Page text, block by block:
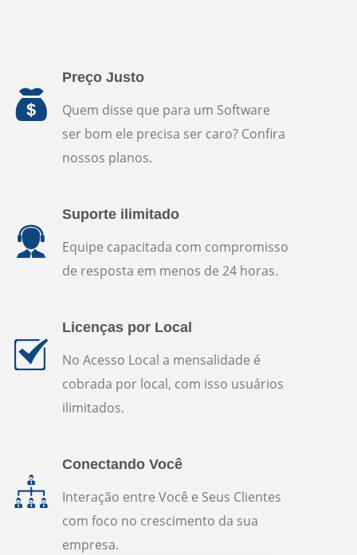
Preço Justo
Quem disse que para um Software
ser bom ele precisa ser caro? Confira
nossos planos.
Suporte ilimitado
Equipe capacitada com compromisso
de resposta em menos de 24 horas.
Licenças por Local
No Acesso Local a mensalidade é
cobrada por local, com isso usuários
ilimitados.
Conectando Você
Interação entre Você e Seus Clientes
com foco no crescimento da sua
empresa.